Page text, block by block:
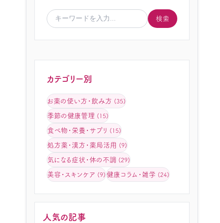
検索
カテゴリー別
お薬の使い方・飲み方 (35)
季節の健康管理 (15)
食べ物・栄養・サプリ (15)
処方薬・漢方・薬局活用 (9)
気になる症状・体の不調 (29)
美容・スキンケア (9) 健康コラム・雑学 (24)
人気の記事